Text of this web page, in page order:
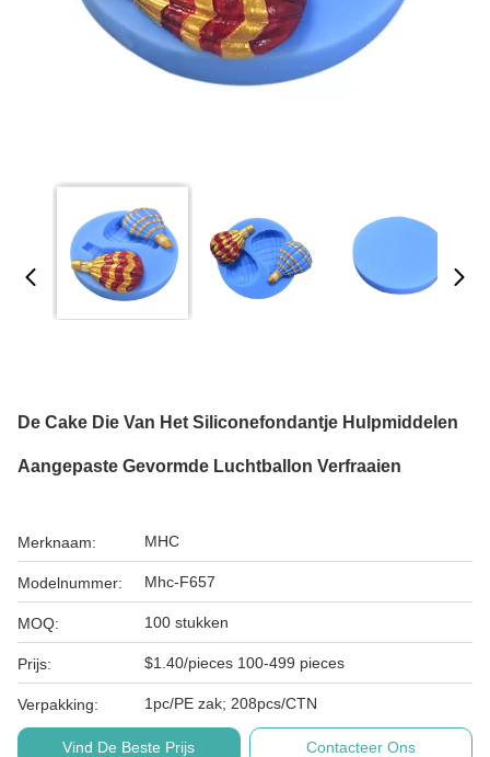
De Cake Die Van Het Siliconefondantje Hulpmiddelen
Aangepaste Gevormde Luchtballon Verfraaien
Merknaam: MHC
Modelnummer: Mhc-F657
MOQ: 100 stukken
Prijs: $1.40/pieces 100-499 pieces
Verpakking: 1pc/PE zak; 208pcs/CTN
Vind De Beste Prijs Contacteer Ons